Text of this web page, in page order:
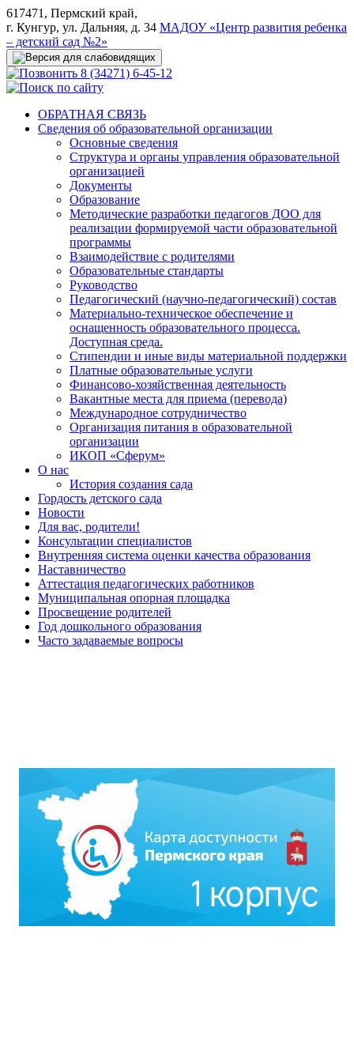
617471, Пермский край,
г. Кунгур, ул. Дальняя, д. 34 МАДОУ «Центр развития ребенка
– детский сад №2»
8 (34271) 6-45-12
ОБРАТНАЯ СВЯЗЬ
Сведения об образовательной организации
Основные сведения
Структура и органы управления образовательной
организацией
Документы
Образование
Методические разработки педагогов ДОО для
реализации формируемой части образовательной
программы
Взаимодействие с родителями
Образовательные стандарты
Руководство
Педагогический (научно-педагогический) состав
Материально-техническое обеспечение и
оснащенность образовательного процесса.
Доступная среда.
Стипендии и иные виды материальной поддержки
Платные образовательные услуги
Финансово-хозяйственная деятельность
Вакантные места для приема (перевода)
Международное сотрудничество
Организация питания в образовательной
организации
ИКОП «Сферум»
О нас
История создания сада
Гордость детского сада
Новости
Для вас, родители!
Консультации специалистов
Внутренняя система оценки качества образования
Наставничество
Аттестация педагогических работников
Муниципальная опорная площадка
Просвещение родителей
Год дошкольного образования
Часто задаваемые вопросы